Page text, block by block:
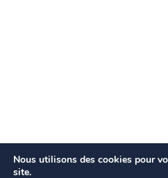
Nous utilisons des cookies pour
site.